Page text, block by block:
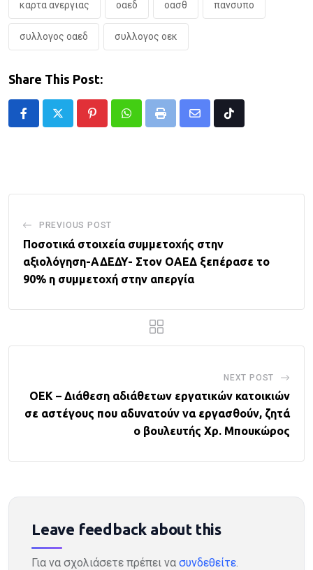
καρτα ανεργιας οαεδ οασθ πανσυπο
συλλογος οαεδ συλλογος οεκ
Share This Post:
PinterestWhatsappPrint
Share
Tiktok
PREVIOUS POST
Ποσοτικά στοιχεία συμμετοχής στην
αξιολόγηση-ΑΔΕΔΥ- Στον ΟΑΕΔ ξεπέρασε το
90% η συμμετοχή στην απεργία
NEXT POST
ΟΕΚ – Διάθεση αδιάθετων εργατικών κατοικιών
σε αστέγους που αδυνατούν να εργασθούν, ζητά
ο βουλευτής Χρ. Μπουκώρος
Leave feedback about this
Για να σχολιάσετε πρέπει να συνδεθείτε